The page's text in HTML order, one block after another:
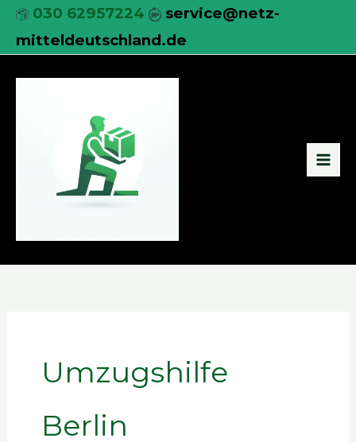
Zum
Inhalt
springen
030 62957224
service@netz-
mitteldeutschland.de
Umzugshilfe
Berlin